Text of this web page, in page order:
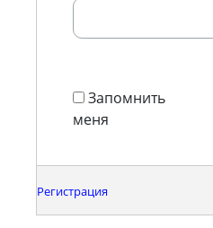
Запомнить
меня
Регистрация